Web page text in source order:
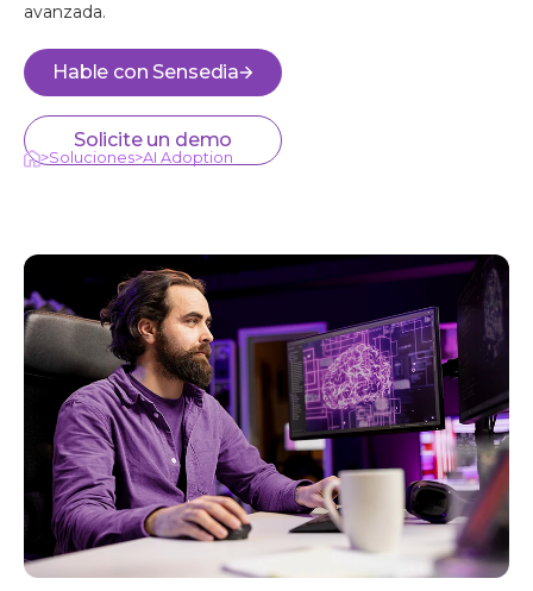
avanzada.
Hable con Sensedia
Solicite un demo
>Soluciones>AI Adoption